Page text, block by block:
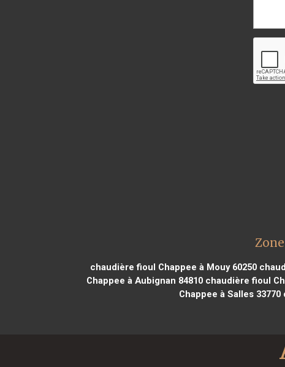
chaudière fioul Chappee à Mouy 60250
Chappee à Aubignan 84810chaudière fioul
Chappee à Salles 33770